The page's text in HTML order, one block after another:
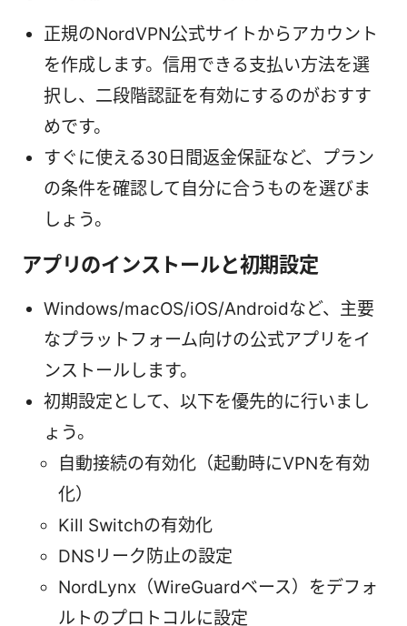
正規のNordVPN公式サイトからアカウント
を作成します。信用できる支払い方法を選
択し、二段階認証を有効にするのがおすす
めです。
すぐに使える30日間返金保証など、プラン
の条件を確認して自分に合うものを選びま
しょう。
アプリのインストールと初期設定
Windows/macOS/iOS/Androidなど、主要
なプラットフォーム向けの公式アプリをイ
ンストールします。
初期設定として、以下を優先的に行いまし
ょう。
自動接続の有効化（起動時にVPNを有効
化）
Kill Switchの有効化
DNSリーク防止の設定
NordLynx（WireGuardベース）をデフォ
ルトのプロトコルに設定